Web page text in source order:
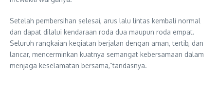
Setelah pembersihan selesai, arus lalu lintas kembali normal
dan dapat dilalui kendaraan roda dua maupun roda empat.
Seluruh rangkaian kegiatan berjalan dengan aman, tertib, dan
lancar, mencerminkan kuatnya semangat kebersamaan dalam
menjaga keselamatan bersama,”tandasnya.